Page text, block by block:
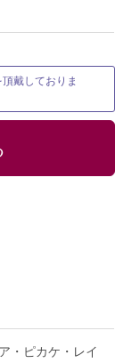
戴しておりま
・ピカケ・レイ